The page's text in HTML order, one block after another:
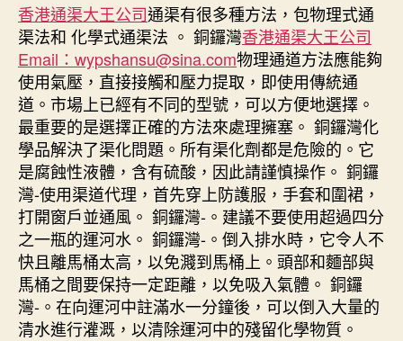
香港通渠大王公司通渠有很多種方法，包物理式通
渠法和 化學式通渠法 。 銅鑼灣香港通渠大王公司
Email：wypshansu@sina.com物理通道方法應能夠
使用氣壓，直接接觸和壓力提取，即使用傳統通
道。市場上已經有不同的型號，可以方便地選擇。
最重要的是選擇正確的方法來處理擁塞。 銅鑼灣化
學品解決了渠化問題。所有渠化劑都是危險的。它
是腐蝕性液體，含有硫酸，因此請謹慎操作。 銅鑼
灣-使用渠道代理，首先穿上防護服，手套和圍裙，
打開窗戶並通風。 銅鑼灣-。建議不要使用超過四分
之一瓶的運河水。 銅鑼灣-。倒入排水時，它令人不
快且離馬桶太高，以免濺到馬桶上。頭部和麵部與
馬桶之間要保持一定距離，以免吸入氣體。 銅鑼
灣-。在向運河中註滿水一分鐘後，可以倒入大量的
清水進行灌溉，以清除運河中的殘留化學物質。